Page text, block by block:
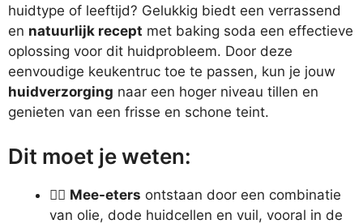
huidtype of leeftijd? Gelukkig biedt een verrassend
en natuurlijk recept met baking soda een effectieve
oplossing voor dit huidprobleem. Door deze
eenvoudige keukentruc toe te passen, kun je jouw
huidverzorging naar een hoger niveau tillen en
genieten van een frisse en schone teint.
Dit moet je weten:
🧖‍♀️ Mee-eters ontstaan door een combinatie
van olie, dode huidcellen en vuil, vooral in de